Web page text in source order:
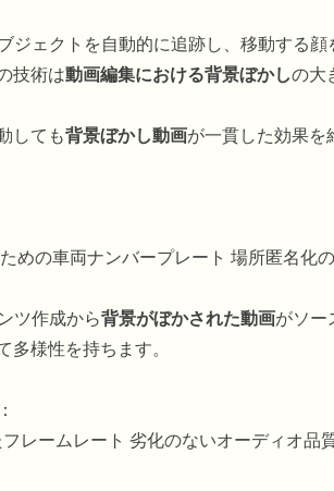
ジェクトを自動的に追跡し、移動する顔
技術は動画編集における背景ぼかしの大
しても背景ぼかし動画が一貫した効果
めの車両ナンバープレート 場所匿名化
ツ作成から背景がぼかされた動画がソー
様性を持ちます。
レームレート 劣化のないオーディオ品